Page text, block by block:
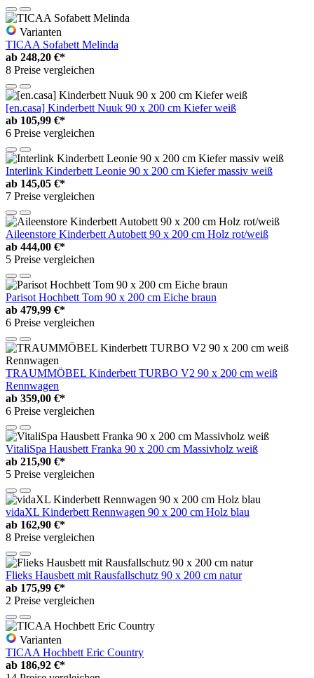
Varianten
TICAA Sofabett Melinda
ab 248,20 €*
8 Preise vergleichen
[en.casa] Kinderbett Nuuk 90 x 200 cm Kiefer weiß
ab 105,99 €*
6 Preise vergleichen
Interlink Kinderbett Leonie 90 x 200 cm Kiefer massiv weiß
ab 145,05 €*
7 Preise vergleichen
Aileenstore Kinderbett Autobett 90 x 200 cm Holz rot/weiß
ab 444,00 €*
5 Preise vergleichen
Parisot Hochbett Tom 90 x 200 cm Eiche braun
ab 479,99 €*
6 Preise vergleichen
TRAUMMÖBEL Kinderbett TURBO V2 90 x 200 cm weiß
Rennwagen
ab 359,00 €*
6 Preise vergleichen
VitaliSpa Hausbett Franka 90 x 200 cm Massivholz weiß
ab 215,90 €*
5 Preise vergleichen
vidaXL Kinderbett Rennwagen 90 x 200 cm Holz blau
ab 162,90 €*
8 Preise vergleichen
Flieks Hausbett mit Rausfallschutz 90 x 200 cm natur
ab 175,99 €*
2 Preise vergleichen
Varianten
TICAA Hochbett Eric Country
ab 186,92 €*